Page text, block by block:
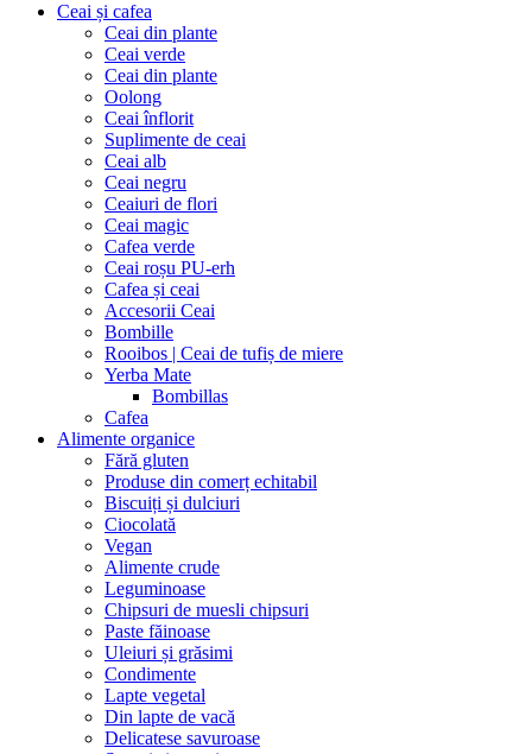
Ceai și cafea
Ceai din plante
Ceai verde
Ceai din plante
Oolong
Ceai înflorit
Suplimente de ceai
Ceai alb
Ceai negru
Ceaiuri de flori
Ceai magic
Cafea verde
Ceai roșu PU-erh
Cafea și ceai
Accesorii Ceai
Bombille
Rooibos | Ceai de tufiș de miere
Yerba Mate
Bombillas
Cafea
Alimente organice
Fără gluten
Produse din comerț echitabil
Biscuiți și dulciuri
Ciocolată
Vegan
Alimente crude
Leguminoase
Chipsuri de muesli chipsuri
Paste făinoase
Uleiuri și grăsimi
Condimente
Lapte vegetal
Din lapte de vacă
Delicatese savuroase